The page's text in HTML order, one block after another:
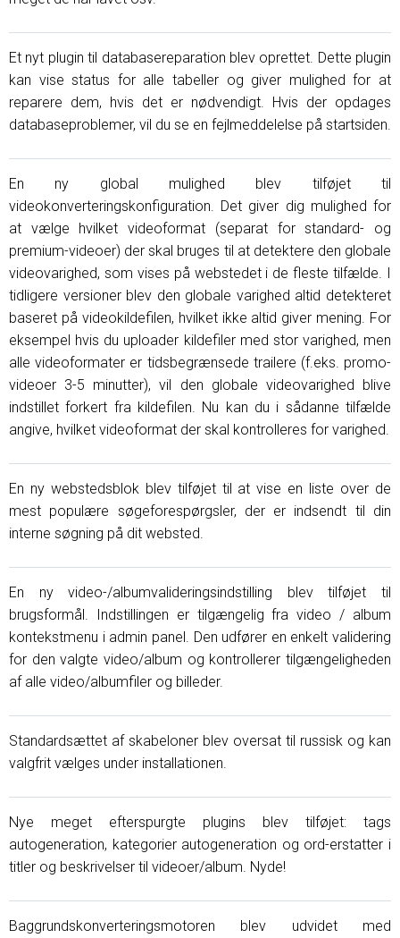
Et nyt plugin til databasereparation blev oprettet. Dette plugin
kan vise status for alle tabeller og giver mulighed for at
reparere dem, hvis det er nødvendigt. Hvis der opdages
databaseproblemer, vil du se en fejlmeddelelse på startsiden.
En ny global mulighed blev tilføjet til
videokonverteringskonfiguration. Det giver dig mulighed for
at vælge hvilket videoformat (separat for standard- og
premium-videoer) der skal bruges til at detektere den globale
videovarighed, som vises på webstedet i de fleste tilfælde. I
tidligere versioner blev den globale varighed altid detekteret
baseret på videokildefilen, hvilket ikke altid giver mening. For
eksempel hvis du uploader kildefiler med stor varighed, men
alle videoformater er tidsbegrænsede trailere (f.eks. promo-
videoer 3-5 minutter), vil den globale videovarighed blive
indstillet forkert fra kildefilen. Nu kan du i sådanne tilfælde
angive, hvilket videoformat der skal kontrolleres for varighed.
En ny webstedsblok blev tilføjet til at vise en liste over de
mest populære søgeforespørgsler, der er indsendt til din
interne søgning på dit websted.
En ny video-/albumvalideringsindstilling blev tilføjet til
brugsformål. Indstillingen er tilgængelig fra video / album
kontekstmenu i admin panel. Den udfører en enkelt validering
for den valgte video/album og kontrollerer tilgængeligheden
af ​​alle video/albumfiler og billeder.
Standardsættet af skabeloner blev oversat til russisk og kan
valgfrit vælges under installationen.
Nye meget efterspurgte plugins blev tilføjet: tags
autogeneration, kategorier autogeneration og ord-erstatter i
titler og beskrivelser til videoer/album. Nyde!
Baggrundskonverteringsmotoren blev udvidet med